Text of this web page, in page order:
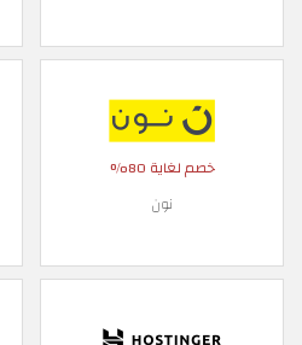
خصم لغاية 80%
نون